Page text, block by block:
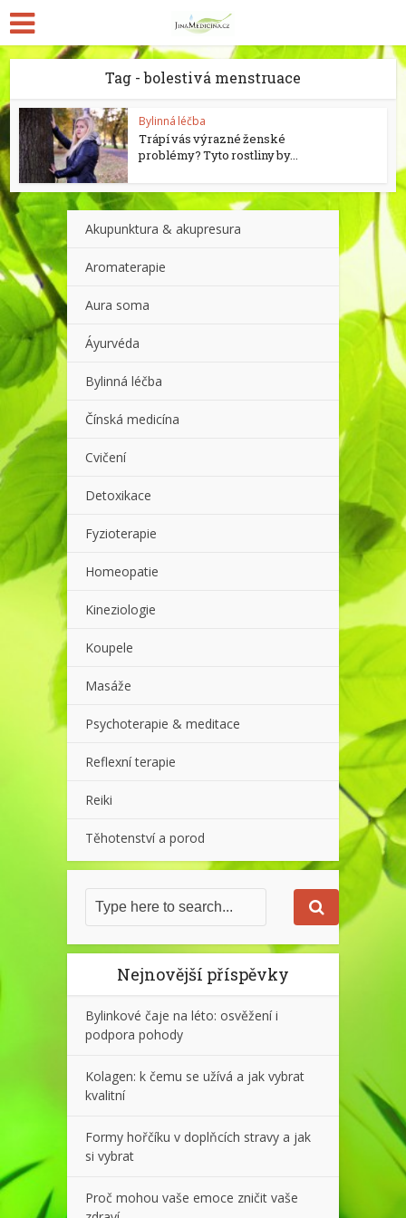
Tag - bolestivá menstruace
Bylinná léčba
Trápí vás výrazné ženské
problémy? Tyto rostliny by...
Akupunktura & akupresura
Aromaterapie
Aura soma
Áyurvéda
Bylinná léčba
Čínská medicína
Cvičení
Detoxikace
Fyzioterapie
Homeopatie
Kineziologie
Koupele
Masáže
Psychoterapie & meditace
Reflexní terapie
Reiki
Těhotenství a porod
Nejnovější příspěvky
Bylinkové čaje na léto: osvěžení i
podpora pohody
Kolagen: k čemu se užívá a jak vybrat
kvalitní
Formy hořčíku v doplňcích stravy a jak
si vybrat
Proč mohou vaše emoce zničit vaše